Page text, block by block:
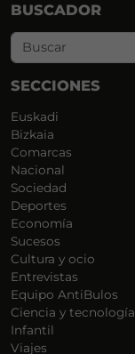
BUSCADOR
SECCIONES
Euskadi
Bizkaia
Comarcas
Nacional
Sociedad
Deportes
Economía
Sucesos
Cultura y ocio
Entrevistas
Equipo AntiBulos
Ciencia y tecnología
Infantil
Viajes